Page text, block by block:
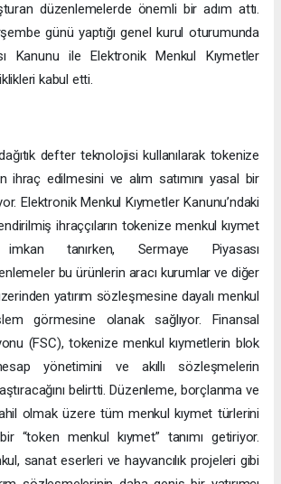
düzenlemelerde önemli bir adım attı.
günü yaptığı genel kurul oturumunda
Kanunu ile Elektronik Menkul Kıymetler
kabul etti.
defter teknolojisi kullanılarak tokenize
ihraç edilmesini ve alım satımını yasal bir
Elektronik Menkul Kıymetler Kanunu’ndaki
ihraççıların tokenize menkul kıymet
imkan tanırken, Sermaye Piyasası
bu ürünlerin aracı kurumlar ve diğer
yatırım sözleşmesine dayalı menkul
görmesine olanak sağlıyor. Finansal
(FSC), tokenize menkul kıymetlerin blok
yönetimini ve akıllı sözleşmelerin
belirtti. Düzenleme, borçlanma ve
olmak üzere tüm menkul kıymet türlerini
“token menkul kıymet” tanımı getiriyor.
sanat eserleri ve hayvancılık projeleri gibi